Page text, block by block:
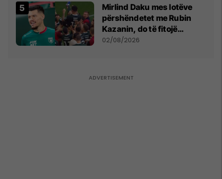
Mirlind Daku mes lotëve
përshëndetet me Rubin
Kazanin, do të fitojë
miliona te Spartak Moska
02/08/2026